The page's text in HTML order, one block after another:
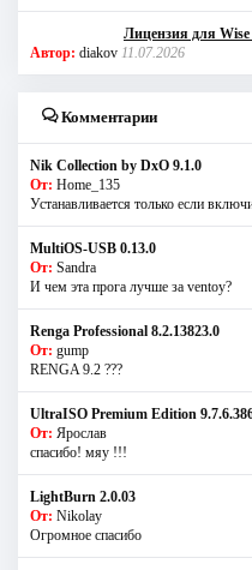
Лицензия для
Автор: diakov 11.07.2026
Комментарии
Nik Collection by DxO 9.1.0
От: Home_135
Устанавливается только если
MultiOS-USB 0.13.0
От: Sandra
И чем эта прога лучше за ventoy?
Renga Professional 8.2.13823.0
От: gump
RENGA 9.2 ???
UltraISO Premium Edition
От: Ярослав
спасибо! мяу !!!
LightBurn 2.0.03
От: Nikolay
Огромное спасибо